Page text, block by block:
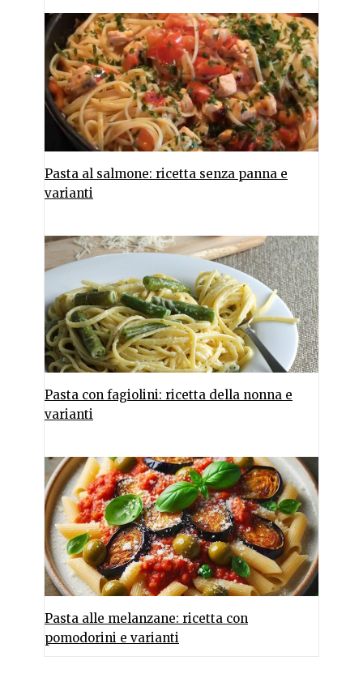
Pasta al salmone: ricetta senza panna e
varianti
Pasta con fagiolini: ricetta della nonna e
varianti
Pasta alle melanzane: ricetta con
pomodorini e varianti